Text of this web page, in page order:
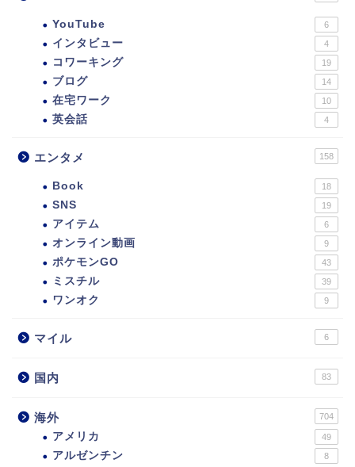
YouTube 6
インタビュー 4
コワーキング 19
ブログ 14
在宅ワーク 10
英会話 4
エンタメ 158
Book 18
SNS 19
アイテム 6
オンライン動画 9
ポケモンGO 43
ミスチル 39
ワンオク 9
マイル 6
国内 83
海外 704
アメリカ 49
アルゼンチン 8